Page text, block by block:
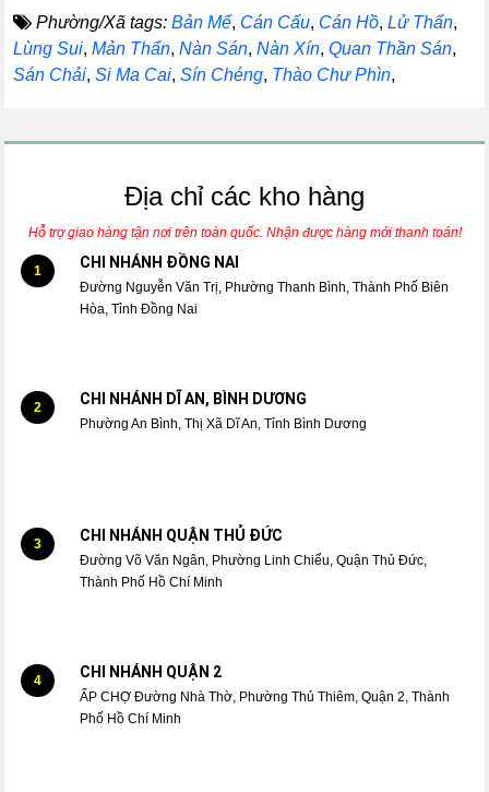
Phường/Xã tags: Bản Mế, Cán Cấu, Cán Hồ,Lử Thẩn,
Lùng Sui,Mản Thẩn,Nàn Sán,Nàn Xín,Quan Thần Sán,
Sán Chải,Si Ma Cai,Sín Chéng, Thào Chư Phìn,
Địa chỉ các kho hàng
Hỗ trợ giao hàng tận nơi trên toàn quốc. Nhận được hàng mới thanh toán!
1 CHI NHÁNH ĐỒNG NAI
Đường Nguyễn Văn Trị, Phường Thanh Bình, Thành Phố Biên
Hòa, Tỉnh Đồng Nai
2 CHI NHÁNH DĨ AN, BÌNH DƯƠNG
Phường An Bình, Thị Xã Dĩ An, Tỉnh Bình Dương
3 CHI NHÁNH QUẬN THỦ ĐỨC
Đường Võ Văn Ngân, Phường Linh Chiểu, Quận Thủ Đức,
Thành Phố Hồ Chí Minh
4 CHI NHÁNH QUẬN 2
ẤP CHỢ Đường Nhà Thờ, Phường Thủ Thiêm, Quận 2, Thành
Phố Hồ Chí Minh